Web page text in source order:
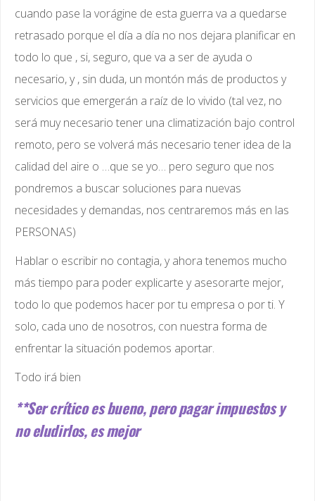
cuando pase la vorágine de esta guerra va a quedarse
retrasado porque el día a día no nos dejara planificar en
todo lo que , si, seguro, que va a ser de ayuda o
necesario, y , sin duda, un montón más de productos y
servicios que emergerán a raíz de lo vivido (tal vez, no
será muy necesario tener una climatización bajo control
remoto, pero se volverá más necesario tener idea de la
calidad del aire o …que se yo… pero seguro que nos
pondremos a buscar soluciones para nuevas
necesidades y demandas, nos centraremos más en las
PERSONAS)
Hablar o escribir no contagia, y ahora tenemos mucho
más tiempo para poder explicarte y asesorarte mejor,
todo lo que podemos hacer por tu empresa o por ti. Y
solo, cada uno de nosotros, con nuestra forma de
enfrentar la situación podemos aportar.
Todo irá bien
**Ser crítico es bueno, pero pagar impuestos y
no eludirlos, es mejor